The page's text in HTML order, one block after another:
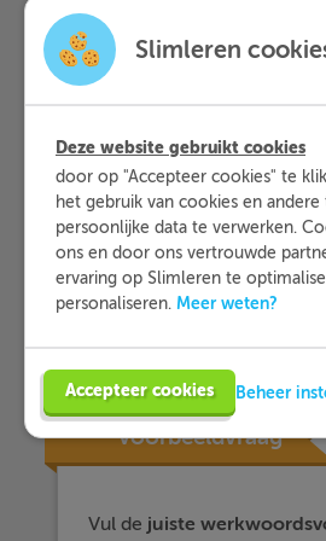
vooraf gingaan een
als iets in het
en inmiddels is
De past perfect
gebruik je:
als iets in het
inmiddels is
vooral detijdsduur
Voorbeeldvraag
Vul de juiste
Slimleren
Deze website gebruikt cookies
door op "Accepteer cookies" te
het gebruik van cookies en
persoonlijke data te verwerken.
ons en door ons vertrouwde
ervaring op Slimleren te
personaliseren. Meer weten?
Accepteer cookies Beheer